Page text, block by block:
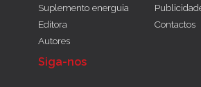
Suplemento energuia
Editora
Autores
Contactos
Siga-nos